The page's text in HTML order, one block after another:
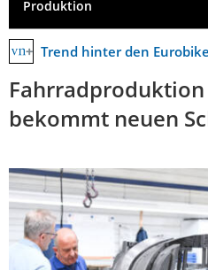
Produktion
Trend hinter den
Fahrradproduktion
bekommt neuen